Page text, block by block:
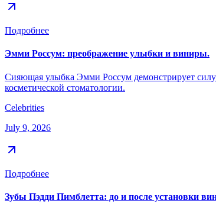
Подробнее
Эмми Россум: преображение улыбки и виниры.
Сияющая улыбка Эмми Россум демонстрирует
косметической стоматологии.
Celebrities
July 9, 2026
Подробнее
Зубы Пэдди Пимблетта: до и после установки